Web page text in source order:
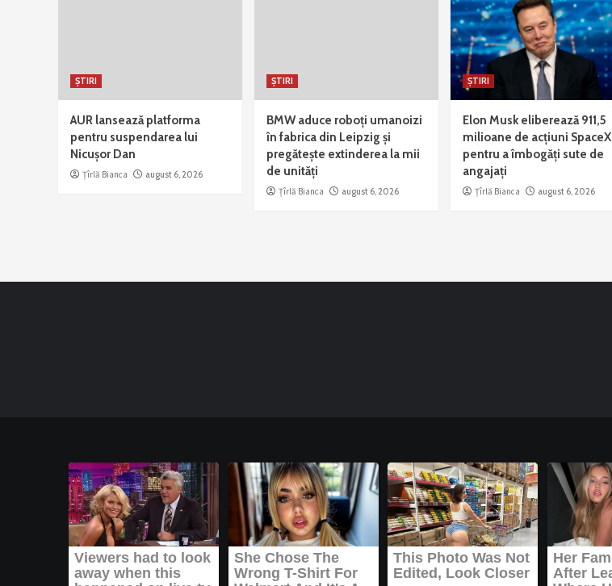
ȘTIRI
AUR lansează platforma
pentru suspendarea lui
Nicușor Dan
Țîrlă Bianca august 6, 2026
ȘTIRI
BMW aduce roboți umanoizi
în fabrica din Leipzig și
pregătește extinderea la mii
de unități
Țîrlă Bianca august 6, 2026
ȘTIRI
Elon Musk eliberează 911,5
milioane de acțiuni SpaceX
pentru a îmbogăți sute de
angajați
Țîrlă Bianca august 6, 2026